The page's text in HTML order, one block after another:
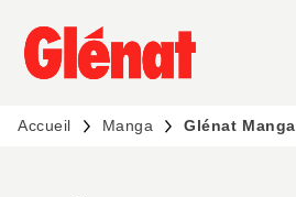
MENU RECHERCHE
PIED DE PAGE
Accueil Manga Glénat Manga